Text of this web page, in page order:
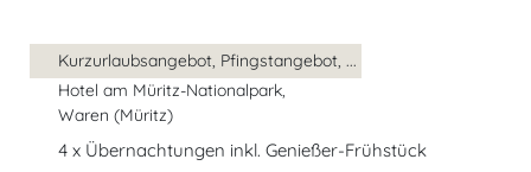
Kurzurlaubsangebot, Pfingstangebot, ...
Hotel am Müritz-Nationalpark,
Waren (Müritz)
4 x Übernachtungen inkl. Genießer-Frühstück